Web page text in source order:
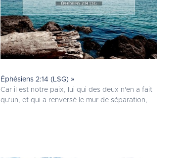
Éphésiens 2:14 (LSG) »
Car il est notre paix, lui qui des deux n'en a fait
qu'un, et qui a renversé le mur de séparation,